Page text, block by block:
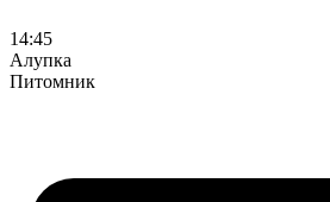
14:45
Алупка
Питомник